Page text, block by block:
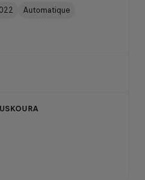
Automatique